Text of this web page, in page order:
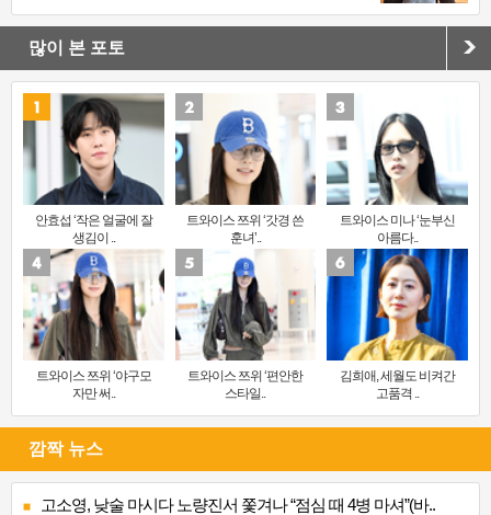
많이 본 포토
안효섭 ‘작은 얼굴에 잘
생김이 ..
트와이스 쯔위 ‘갓경 쓴
훈녀’..
트와이스 미나 ‘눈부신
아름다..
트와이스 쯔위 ‘야구모
자만 써..
트와이스 쯔위 ‘편안한
스타일..
김희애, 세월도 비켜간
고품격 ..
깜짝 뉴스
고소영, 낮술 마시다 노량진서 쫓겨나 “점심 때 4병 마셔”(바..